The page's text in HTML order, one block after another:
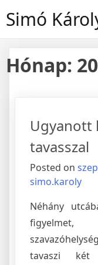
toSimó
Hónap:
Ugyanott
tavasszal
Posted on
simo.karoly
Néhány
tavaszi két